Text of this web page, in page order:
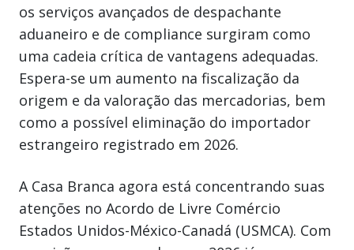
os serviços avançados de despachante
aduaneiro e de compliance surgiram como
uma cadeia crítica de vantagens adequadas.
Espera-se um aumento na fiscalização da
origem e da valoração das mercadorias, bem
como a possível eliminação do importador
estrangeiro registrado em 2026.
A Casa Branca agora está concentrando suas
atenções no Acordo de Livre Comércio
Estados Unidos-México-Canadá (USMCA). Com